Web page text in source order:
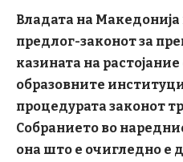
Владата на Македонија
предлог-законот за
казината на
образовните
процедурата законот
Собранието во
она што е очигледно е